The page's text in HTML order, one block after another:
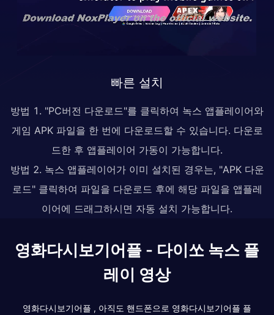
빠른 설치
방법 1. "PC버전 다운로드"를 클릭하여 녹스 앱플레이어와
게임 APK 파일을 한 번에 다운로드할 수 있습니다. 다운로
드한 후 앱플레이어 가동이 가능합니다.
방법 2. 녹스 앱플레이어가 이미 설치된 경우는, "APK 다운
로드" 클릭하여 파일을 다운로드 후에 해당 파일을 앱플레
이어에 드래그하시면 자동 설치 가능합니다.
영화다시보기어플 - 다이쏘 녹스 플
레이 영상
영화다시보기어플 , 아직도 핸드폰으로 영화다시보기어플 플